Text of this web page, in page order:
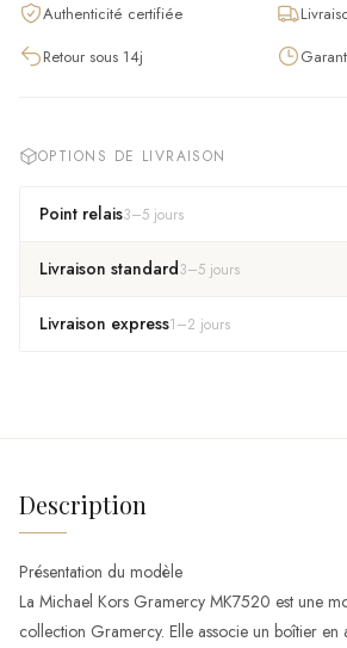
Authenticité certifiée
Retour sous 14j
OPTIONS DE LIVRAISON
Point relais3–5 jours
Livraison standard3–5 jours
Livraison express1–2 jours
Description
Présentation du modèle
La Michael Kors Gramercy MK7520 est une
collection Gramercy. Elle associe un boîtier